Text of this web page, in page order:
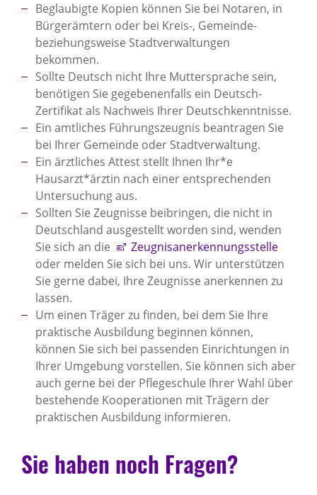
Beglaubigte Kopien können Sie bei Notaren, in
Bürgerämtern oder bei Kreis-, Gemeinde-
beziehungsweise Stadtverwaltungen
bekommen.
Sollte Deutsch nicht Ihre Muttersprache sein,
benötigen Sie gegebenenfalls ein Deutsch-
Zertifikat als Nachweis Ihrer Deutschkenntnisse.
Ein amtliches Führungszeugnis beantragen Sie
bei Ihrer Gemeinde oder Stadtverwaltung.
Ein ärztliches Attest stellt Ihnen Ihr*e
Hausarzt*ärztin nach einer entsprechenden
Untersuchung aus.
Sollten Sie Zeugnisse beibringen, die nicht in
Deutschland ausgestellt worden sind, wenden
Sie sich an die
Zeugnisanerkennungsstelle
oder melden Sie sich bei uns. Wir unterstützen
Sie gerne dabei, Ihre Zeugnisse anerkennen zu
lassen.
Um einen Träger zu finden, bei dem Sie Ihre
praktische Ausbildung beginnen können,
können Sie sich bei passenden Einrichtungen in
Ihrer Umgebung vorstellen. Sie können sich aber
auch gerne bei der Pflegeschule Ihrer Wahl über
bestehende Kooperationen mit Trägern der
praktischen Ausbildung informieren.
Sie haben noch Fragen?